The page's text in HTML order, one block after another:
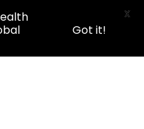
Got it!
X